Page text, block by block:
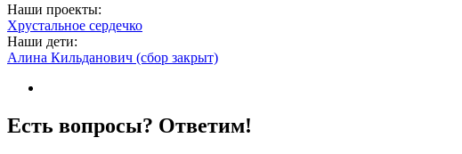
Наши проекты:
Хрустальное сердечко
Наши дети:
Алина Кильданович (сбор закрыт)
Есть вопросы? Ответим!